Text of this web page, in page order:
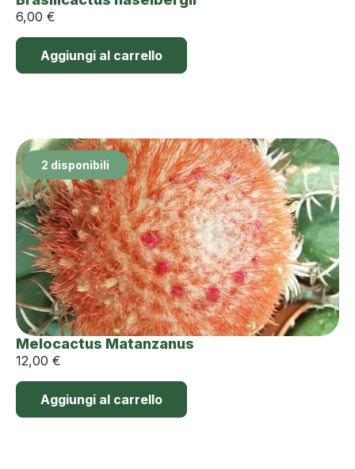
6,00 €
Aggiungi al carrello
2 disponibili
Melocactus Matanzanus
12,00 €
Aggiungi al carrello